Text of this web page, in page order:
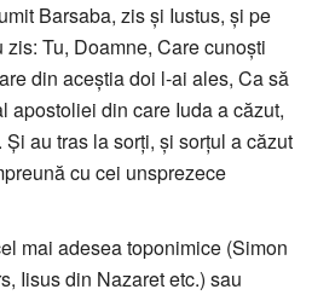
Barsaba, zis şi Iustus, şi pe
Tu, Doamne, Care cunoşti
din aceştia doi l-ai ales, Ca să
apostoliei din care Iuda a căzut,
au tras la sorţi, şi sorţul a căzut
cu cei unsprezece
mai adesea toponimice (Simon
Iisus din Nazaret etc.) sau